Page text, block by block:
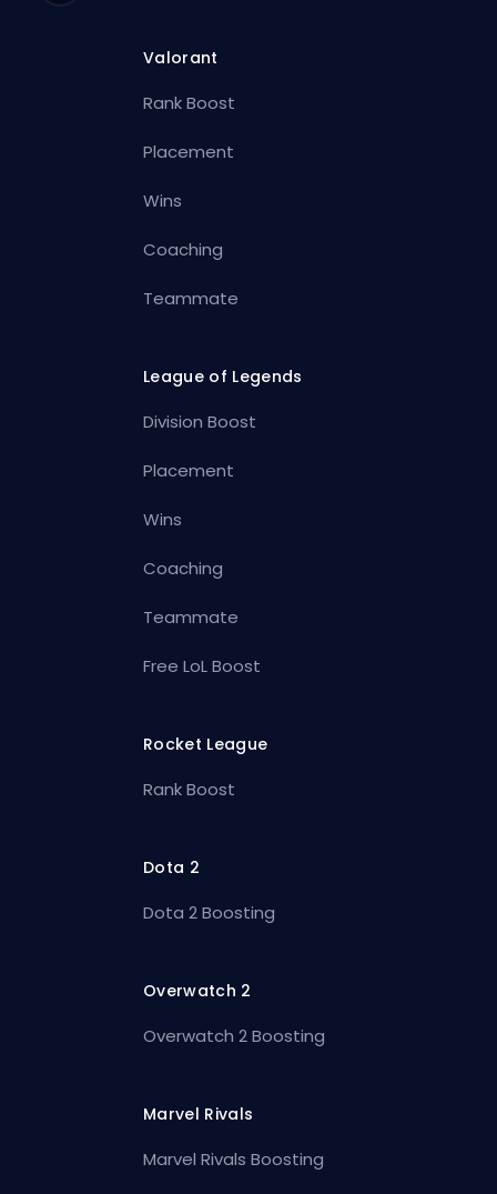
Valorant
Rank Boost
Placement
Wins
Coaching
Teammate
League of Legends
Division Boost
Placement
Wins
Coaching
Teammate
Free LoL Boost
Rocket League
Rank Boost
Dota 2
Dota 2 Boosting
Overwatch 2
Overwatch 2 Boosting
Marvel Rivals
Marvel Rivals Boosting